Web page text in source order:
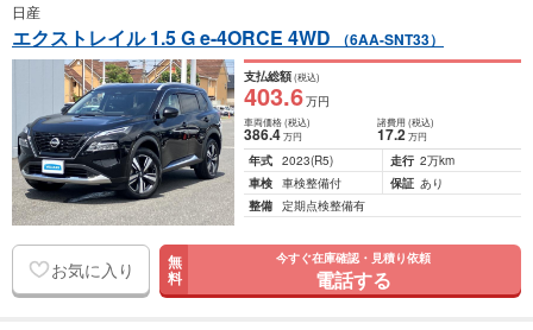
日産
エクストレイル 1.5 G e-4ORCE 4WD （6AA-SNT33）
支払総額(税込)
403.6万円
車両価格(税込)
386.4万円
諸費用 (税込)
17.2 万円
年式 2023(R5) 走行 2万km
車検 車検整備付 保証 あり
整備 定期点検整備有
お気に入り 無
料
今すぐ在庫確認・見積り依頼
電話する